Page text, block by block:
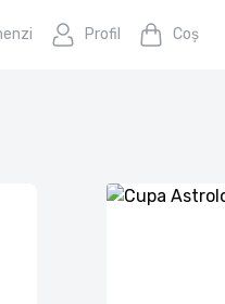
Profil Coş